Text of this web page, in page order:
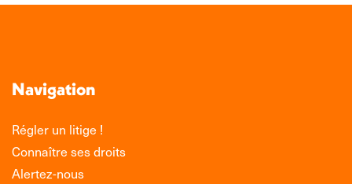
Navigation
Régler un litige !
Connaître ses droits
Alertez-nous